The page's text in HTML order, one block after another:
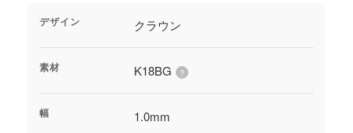
デザイン クラウン
素材 K18BG ?
幅 1.0mm